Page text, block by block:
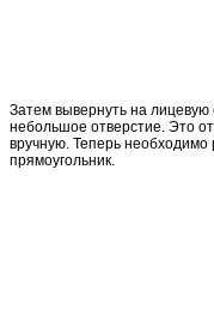
Затем вывернуть на лицевую
небольшое отверстие. Это
вручную. Теперь необходимо
прямоугольник.